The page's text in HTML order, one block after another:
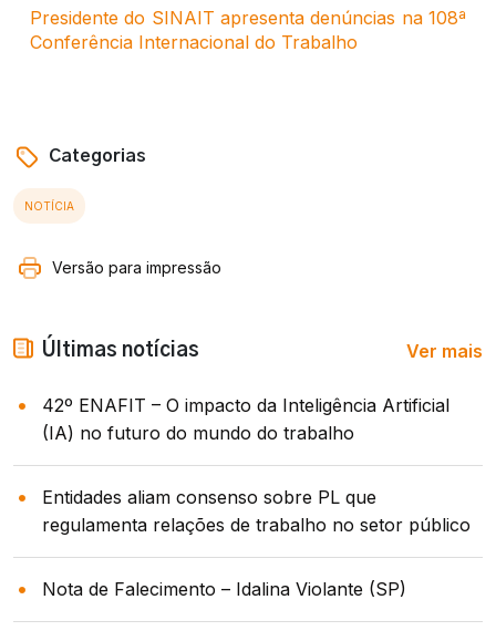
Presidente do SINAIT apresenta denúncias na 108ª
Conferência Internacional do Trabalho
Categorias
NOTÍCIA
Versão para impressão
Últimas notícias Ver mais
42º ENAFIT – O impacto da Inteligência Artificial
(IA) no futuro do mundo do trabalho
Entidades aliam consenso sobre PL que
regulamenta relações de trabalho no setor público
Nota de Falecimento – Idalina Violante (SP)